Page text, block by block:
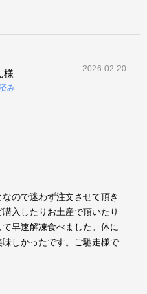
様
み
2026-02-20
ので迷わず注文させて頂き
入したりお土産で頂いたり
早速解凍食べました。体に
しかったです。ご馳走様で